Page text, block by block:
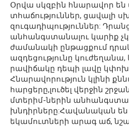
Օրվա սկզբին հնարավոր են
տհաճություններ, ցավալի
զուգադիպություններ:
անհանգստանալու կարիք
ժամանակի ընթացքում
ազդեցությունը կուժեղանա,
րավիճակը դեպի լավը
Հնարավորություն կլինի
հարցերը,լուծել վերջին
մտերիմ-ներին
խնդիրները:Հավանական են
եկամուտների արագ աճ,